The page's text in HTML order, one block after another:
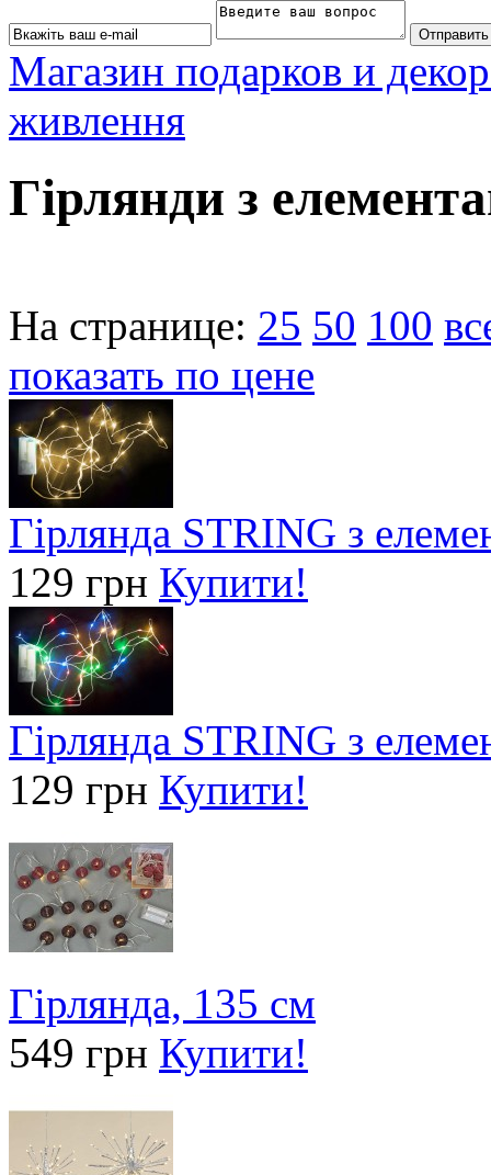
Магазин подарков и
живлення
Гірлянди з
На странице: 25 50 100
показать по цене
Гірлянда STRING з
129 грн Купити!
Гірлянда STRING з
129 грн Купити!
Гірлянда, 135 см
549 грн Купити!